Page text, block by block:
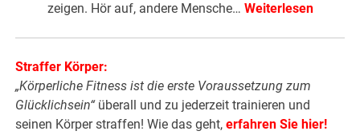
zeigen. Hör auf, andere Mensche… Weiterlesen
Straffer Körper:
„Körperliche Fitness ist die erste Voraussetzung zum
Glücklichsein“überall und zu jederzeit trainieren und
seinen Körper straffen! Wie das geht,erfahren Sie hier!